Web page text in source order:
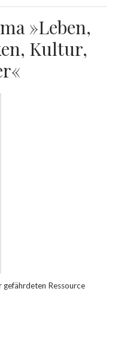
»Leben,
Kultur,
gefährdeten Ressource